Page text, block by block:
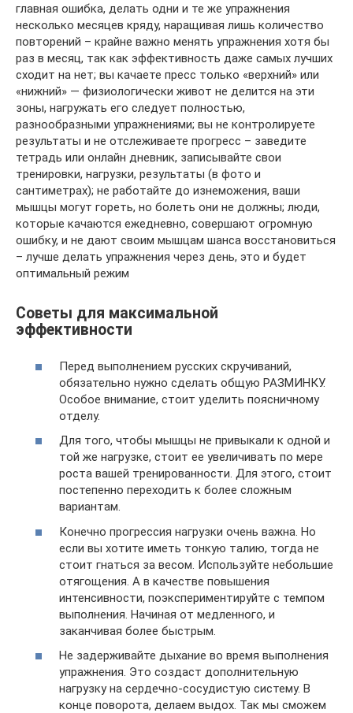
главная ошибка, делать одни и те же упражнения
несколько месяцев кряду, наращивая лишь количество
повторений – крайне важно менять упражнения хотя бы
раз в месяц, так как эффективность даже самых лучших
сходит на нет; вы качаете пресс только «верхний» или
«нижний» — физиологически живот не делится на эти
зоны, нагружать его следует полностью,
разнообразными упражнениями; вы не контролируете
результаты и не отслеживаете прогресс – заведите
тетрадь или онлайн дневник, записывайте свои
тренировки, нагрузки, результаты (в фото и
сантиметрах); не работайте до изнеможения, ваши
мышцы могут гореть, но болеть они не должны; люди,
которые качаются ежедневно, совершают огромную
ошибку, и не дают своим мышцам шанса восстановиться
– лучше делать упражнения через день, это и будет
оптимальный режим
Советы для максимальной
эффективности
Перед выполнением русских скручиваний,
обязательно нужно сделать общую РАЗМИНКУ.
Особое внимание, стоит уделить поясничному
отделу.
Для того, чтобы мышцы не привыкали к одной и
той же нагрузке, стоит ее увеличивать по мере
роста вашей тренированности. Для этого, стоит
постепенно переходить к более сложным
вариантам.
Конечно прогрессия нагрузки очень важна. Но
если вы хотите иметь тонкую талию, тогда не
стоит гнаться за весом. Используйте небольшие
отягощения. А в качестве повышения
интенсивности, поэкспериментируйте с темпом
выполнения. Начиная от медленного, и
заканчивая более быстрым.
Не задерживайте дыхание во время выполнения
упражнения. Это создаст дополнительную
нагрузку на сердечно-сосудистую систему. В
конце поворота, делаем выдох. Так мы сможем